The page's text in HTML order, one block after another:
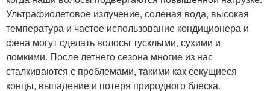
Ультрафиолетовое излучение, соленая вода, высокая
температура и частое использование кондиционера и
фена могут сделать волосы тусклыми, сухими и
ломкими. После летнего сезона многие из нас
сталкиваются с проблемами, такими как секущиеся
концы, выпадение и потеря природного блеска.